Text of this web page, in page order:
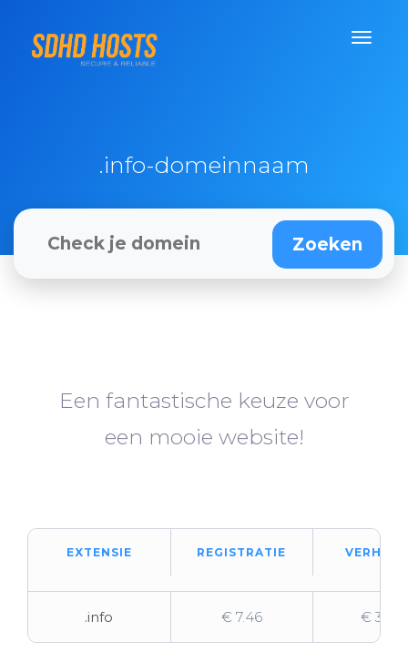
.info-domeinnaam
Een fantastische keuze voor
een mooie website!
EXTENSIE REGISTRATIE
.info € 7.46 € 34.10